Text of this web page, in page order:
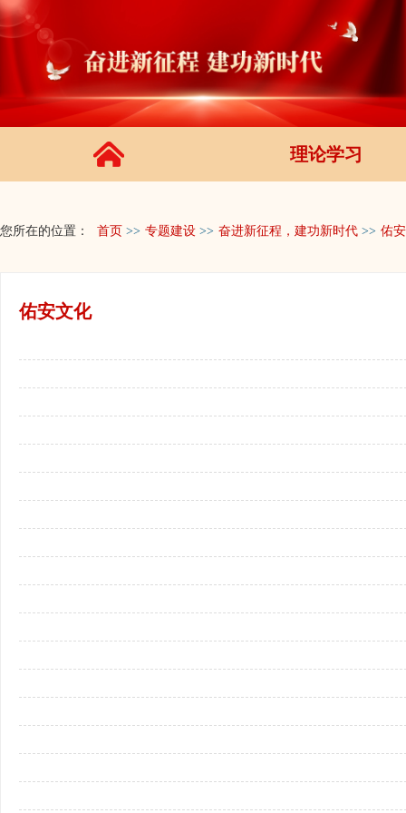
理论学习
您所在的位置： 首页 >> 专题建设 >> 奋进新征程，建功新时代 >> 佑
佑安文化